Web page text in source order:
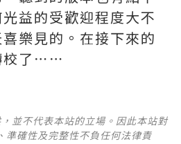
益的受歡迎程度大不
樂見的。在接下來的
校了⋯⋯
並不代表本站的立場。因此本站對
準確性及完整性不負任何法律責